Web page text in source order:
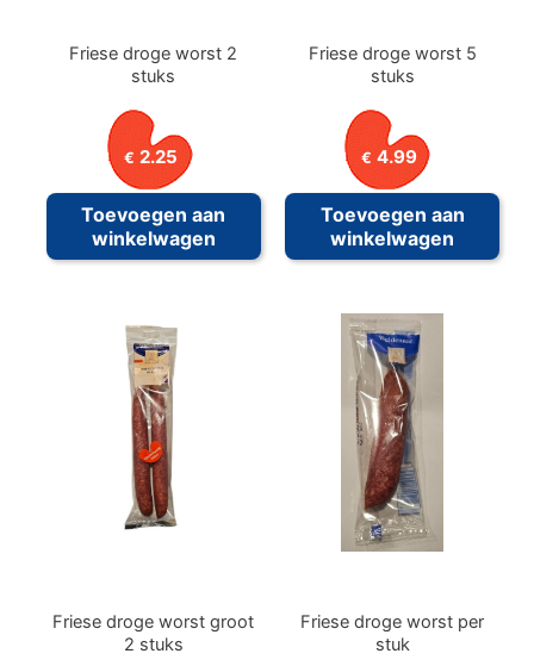
Friese droge worst 2
stuks
€ 2.25
Toevoegen aan
winkelwagen
Friese droge worst 5
stuks
€ 4.99
Toevoegen aan
winkelwagen
Friese droge worst groot
2 stuks
Friese droge worst per
stuk